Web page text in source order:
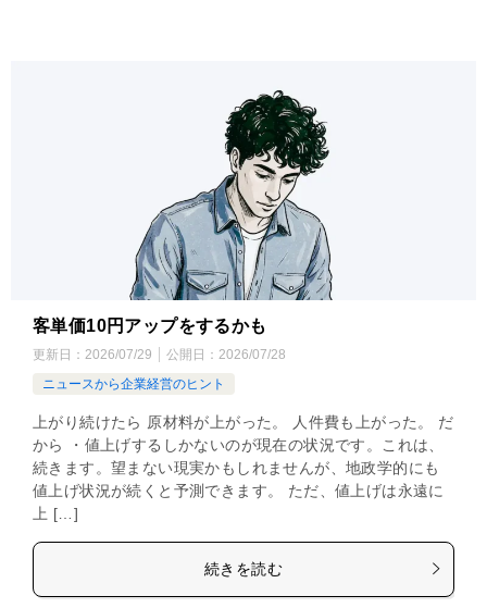
客単価10円アップをするかも
更新日： 2026/07/29 公開日： 2026/07/28
ニュースから企業経営のヒント
上がり続けたら 原材料が上がった。 人件費も上がった。 だ
から ・値上げするしかないのが現在の状況です。これは、
続きます。望まない現実かもしれませんが、地政学的にも
値上げ状況が続くと予測できます。 ただ、値上げは永遠に
上 […]
続きを読む